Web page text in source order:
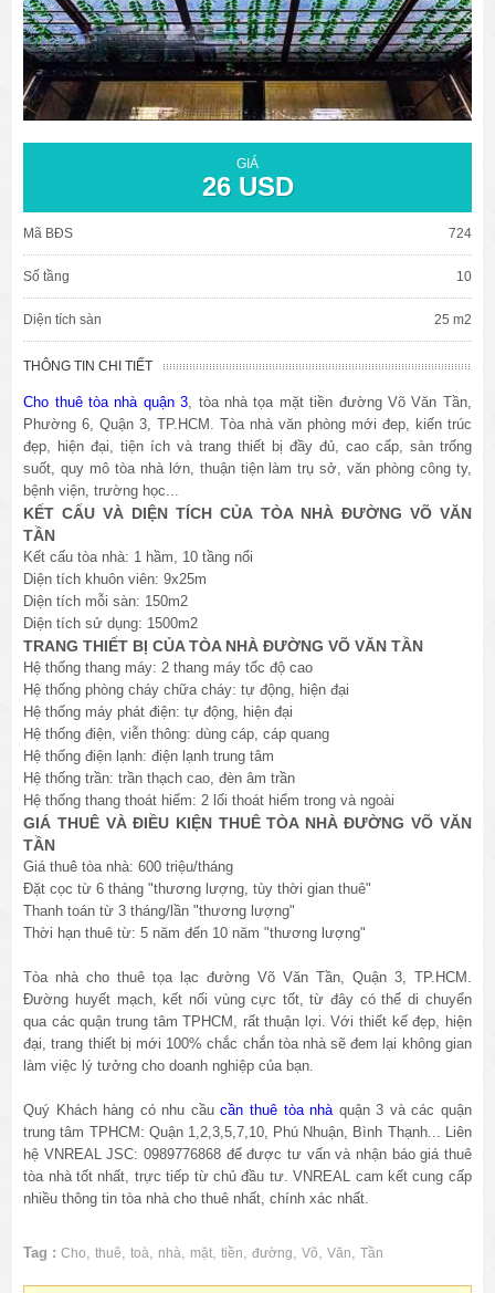
GIÁ
26 USD
Mã BĐS 724
Số tầng 10
Diện tích sàn 25 m2
THÔNG TIN CHI TIẾT
Cho thuê tòa nhà quận 3, tòa nhà tọa mặt tiền đường Võ Văn Tần,
Phường 6, Quận 3, TP.HCM. Tòa nhà văn phòng mới đep, kiến trúc
đẹp, hiện đại, tiện ích và trang thiết bị đầy đủ, cao cấp, sàn trống
suốt, quy mô tòa nhà lớn, thuận tiện làm trụ sở, văn phòng công ty,
bệnh viện, trường học...
KẾT CẤU VÀ DIỆN TÍCH CỦA TÒA NHÀ ĐƯỜNG VÕ VĂN
TẦN
Kết cấu tòa nhà: 1 hầm, 10 tầng nổi
Diện tích khuôn viên: 9x25m
Diện tích mỗi sàn: 150m2
Diện tích sử dụng: 1500m2
TRANG THIẾT BỊ CỦA TÒA NHÀ ĐƯỜNG VÕ VĂN TẦN
Hệ thống thang máy: 2 thang máy tốc độ cao
Hệ thống phòng cháy chữa cháy: tự động, hiện đại
Hệ thống máy phát điện: tự động, hiện đại
Hệ thống điện, viễn thông: dùng cáp, cáp quang
Hệ thống điện lạnh: điện lạnh trung tâm
Hệ thống trần: trần thạch cao, đèn âm trần
Hệ thống thang thoát hiểm: 2 lối thoát hiểm trong và ngoài
GIÁ THUÊ VÀ ĐIỀU KIỆN THUÊ TÒA NHÀ ĐƯỜNG VÕ VĂN
TẦN
Giá thuê tòa nhà: 600 triệu/tháng
Đặt cọc từ 6 tháng "thương lượng, tùy thời gian thuê"
Thanh toán từ 3 tháng/lần "thương lượng"
Thời hạn thuê từ: 5 năm đến 10 năm "thương lượng"
Tòa nhà cho thuê tọa lạc đường Võ Văn Tần, Quận 3, TP.HCM.
Đường huyết mạch, kết nối vùng cực tốt, từ đây có thể di chuyển
qua các quận trung tâm TPHCM, rất thuận lợi. Với thiết kế đẹp, hiện
đại, trang thiết bị mới 100% chắc chắn tòa nhà sẽ đem lại không gian
làm việc lý tưởng cho doanh nghiệp của bạn.
Quý Khách hàng có nhu cầucần thuê tòa nhàquận 3 và các quận
trung tâm TPHCM: Quận 1,2,3,5,7,10, Phú Nhuận, Bình Thạnh... Liên
hệ VNREAL JSC: 0989776868 để được tư vấn và nhận báo giá thuê
tòa nhà tốt nhất, trực tiếp từ chủ đầu tư. VNREAL cam kết cung cấp
nhiều thông tin tòa nhà cho thuê nhất, chính xác nhất.
Tag : Cho,thuê,toà, nhà, mặt,tiền,đường,Võ,Văn,Tần
văn phòng quận 3
cao ốc văn phòng quận 1
cao ốc văn phòng quận 3